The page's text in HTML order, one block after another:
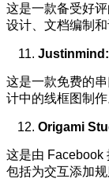
这是一款备受好
设计、文档编制和
Justinmind:
这是一款免费的
计中的线框图制
Origami
这是由 Facebook
包括为交互添加